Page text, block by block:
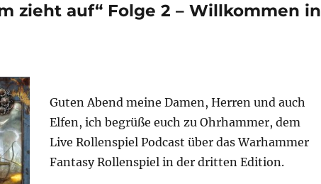
zieht auf“ Folge 2 – Willkommen in
Guten Abend meine Damen, Herren und auch
Elfen, ich begrüße euch zu Ohrhammer, dem
Live Rollenspiel Podcast über das Warhammer
Fantasy Rollenspiel in der dritten Edition.